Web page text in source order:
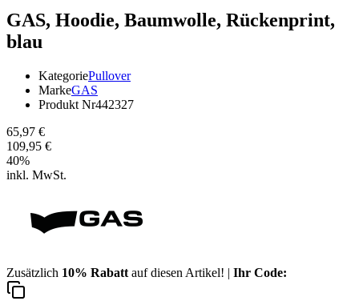
GAS, Hoodie, Baumwolle, Rückenprint,
blau
KategoriePullover
MarkeGAS
Produkt Nr442327
65,97 €
109,95 €
40%
inkl. MwSt.
Zusätzlich 10% Rabatt auf diesen Artikel! | Ihr Code: